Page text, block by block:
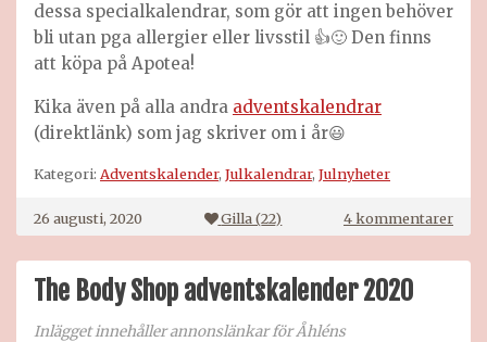
dessa specialkalendrar, som gör att ingen behöver
bli utan pga allergier eller livsstil 👍🙂 Den finns
att köpa på Apotea!
Kika även på alla andra adventskalendrar
(direktlänk) som jag skriver om i år😃
Kategori: Adventskalender, Julkalendrar, Julnyheter
26 augusti, 2020 Gilla (22) 4 kommentarertill
The Body Shop adventskalender 2020
Inlägget innehåller annonslänkar för Åhléns